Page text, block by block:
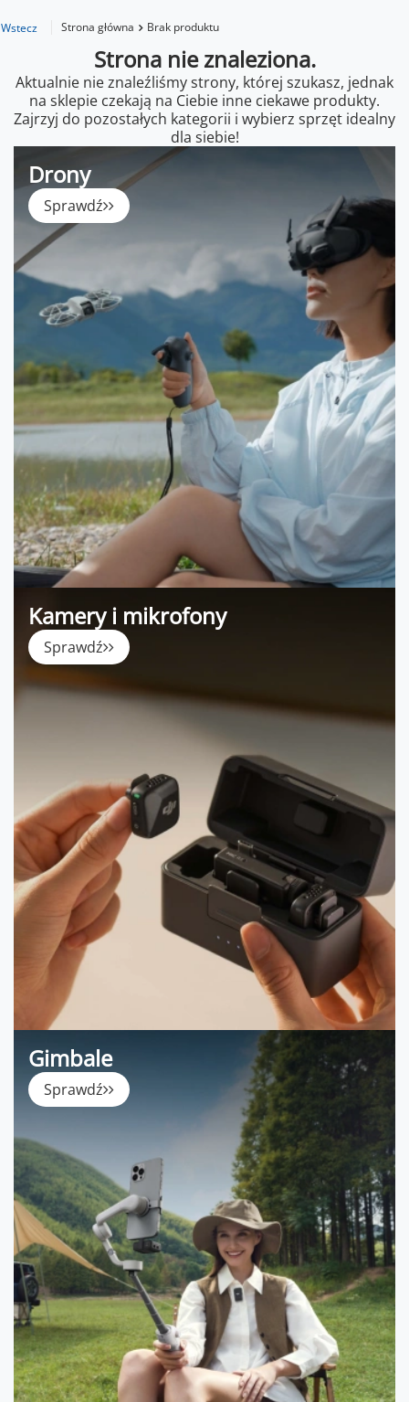
Wstecz Strona główna Brak produktu
Strona nie znaleziona.
Aktualnie nie znaleźliśmy strony, której szukasz, jednak
na sklepie czekają na Ciebie inne ciekawe produkty.
Zajrzyj do pozostałych kategorii i wybierz sprzęt idealny
dla siebie!
Drony
Sprawdź
Kamery i mikrofony
Sprawdź
Gimbale
Sprawdź